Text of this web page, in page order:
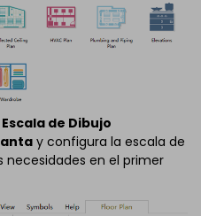
de Dibujo
y configura la escala de
necesidades en el primer